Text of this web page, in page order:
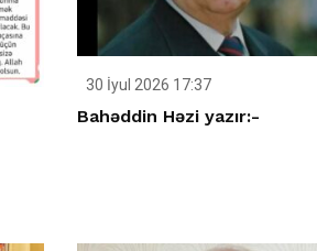
30 İyul 2026 17:37
Bahəddin Həzi yazır:-